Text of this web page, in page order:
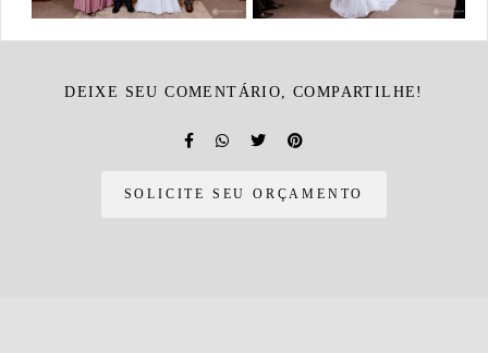
DEIXE SEU COMENTÁRIO, COMPARTILHE!
SOLICITE SEU ORÇAMENTO